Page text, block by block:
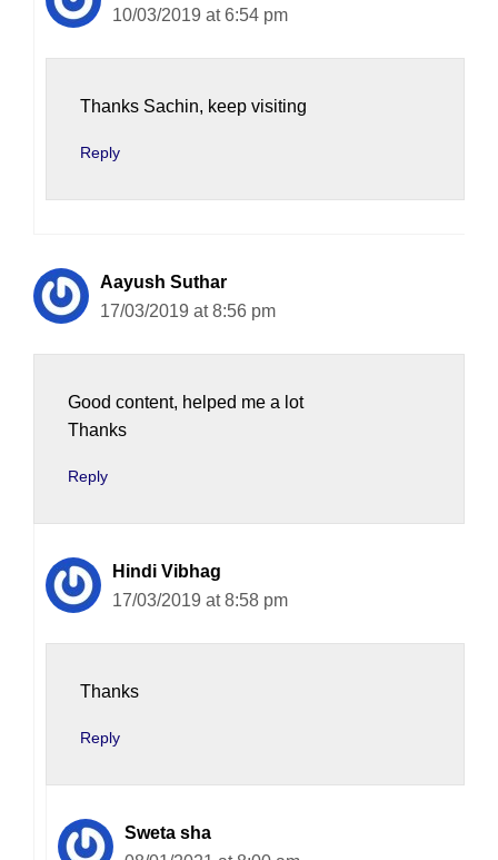
10/03/2019 at 6:54 pm
Thanks Sachin, keep visiting
Reply
Aayush Suthar
17/03/2019 at 8:56 pm
Good content, helped me a lot
Thanks
Reply
Hindi Vibhag
17/03/2019 at 8:58 pm
Thanks
Reply
Sweta sha